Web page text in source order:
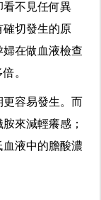
看不見任何異
確切發生的原
在做血液檢查
。
更容易發生。而
來減輕癢感；
液中的膽酸濃